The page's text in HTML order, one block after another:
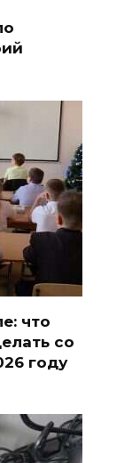
что
со
году